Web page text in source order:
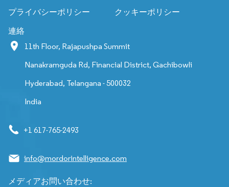
プライバシーポリシー クッキーポリシー
連絡
11th Floor, Rajapushpa Summit
Nanakramguda Rd, Financial District, Gachibowli
Hyderabad, Telangana - 500032
India
+1 617-765-2493
info@mordorintelligence.com
メディアお問い合わせ: